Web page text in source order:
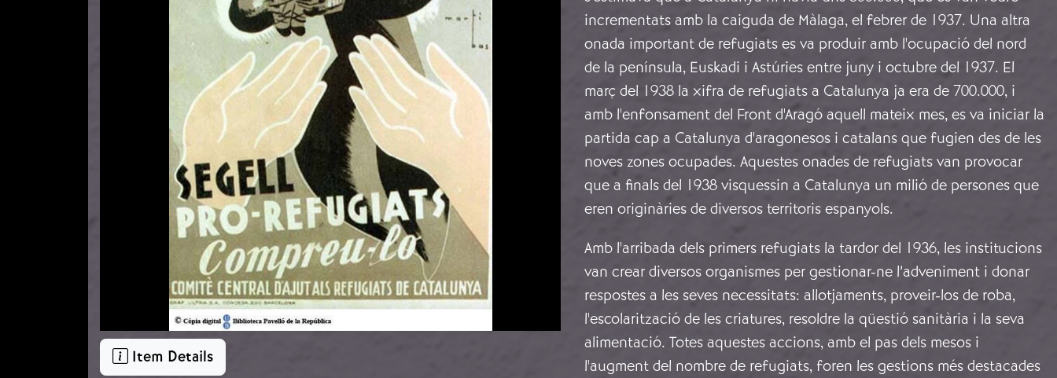
Item Details
incrementats amb la caiguda de Màlaga, el febrer de 1937. Una altra
onada important de refugiats es va produir amb l'ocupació del nord
de la península, Euskadi i Astúries entre juny i octubre del 1937. El
març del 1938 la xifra de refugiats a Catalunya ja era de 700.000, i
amb l'enfonsament del Front d'Aragó aquell mateix mes, es va iniciar la
partida cap a Catalunya d'aragonesos i catalans que fugien des de les
noves zones ocupades. Aquestes onades de refugiats van provocar
que a finals del 1938 visquessin a Catalunya un milió de persones que
eren originàries de diversos territoris espanyols.
Amb l'arribada dels primers refugiats la tardor del 1936, les institucions
van crear diversos organismes per gestionar-ne l’adveniment i donar
respostes a les seves necessitats: allotjaments, proveir-los de roba,
l'escolarització de les criatures, resoldre la qüestió sanitària i la seva
alimentació. Totes aquestes accions, amb el pas dels mesos i
l'augment del nombre de refugiats, foren les gestions més destacades